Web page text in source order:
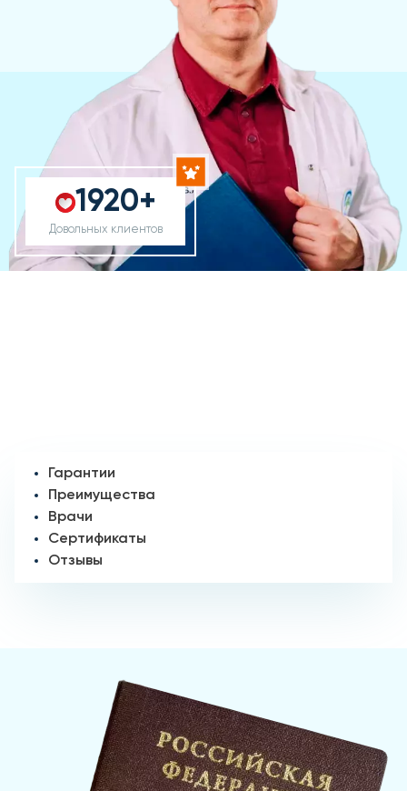
1920+
Довольных клиентов
Гарантии
Преимущества
Врачи
Сертификаты
Отзывы